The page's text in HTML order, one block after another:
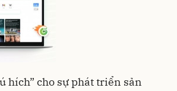
hích” cho sự phát triển sản